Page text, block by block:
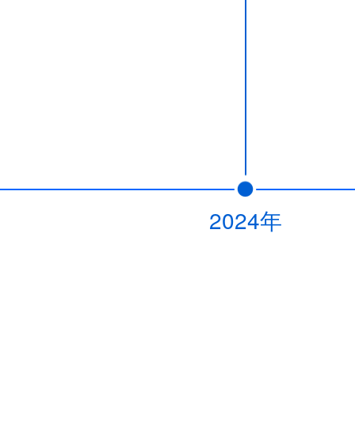
2024年